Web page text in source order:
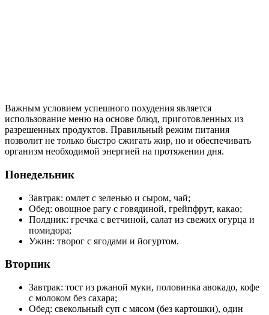
Важным условием успешного похудения является
использование меню на основе блюд, приготовленных из
разрешенных продуктов. Правильный режим питания
позволит не только быстро сжигать жир, но и обеспечивать
организм необходимой энергией на протяжении дня.
Понедельник
Завтрак: омлет с зеленью и сыром, чай;
Обед: овощное рагу с говядиной, грейпфрут, какао;
Полдник: гречка с ветчиной, салат из свежих огурца и
помидора;
Ужин: творог с ягодами и йогуртом.
Вторник
Завтрак: тост из ржаной муки, половинка авокадо, кофе
с молоком без сахара;
Обед: свекольный суп с мясом (без картошки), один